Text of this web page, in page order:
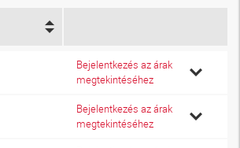
Bejelentkezés az árak
megtekintéséhez
Bejelentkezés az árak
megtekintéséhez